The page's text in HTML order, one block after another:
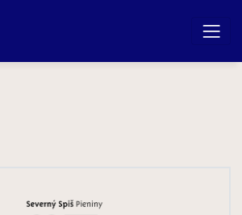
voda v Pieninách